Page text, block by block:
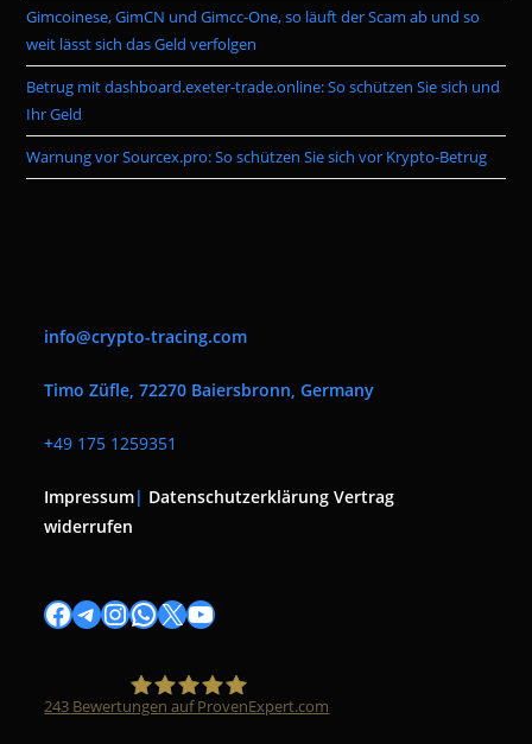
Gimcoinese, GimCN und Gimcc-One, so läuft der Scam ab und so
weit lässt sich das Geld verfolgen
Betrug mit dashboard.exeter-trade.online: So schützen Sie sich und
Ihr Geld
Warnung vor Sourcex.pro: So schützen Sie sich vor Krypto-Betrug
info@crypto-tracing.com
Timo Züfle, 72270 Baiersbronn, Germany
+49 175 1259351
Impressum| Datenschutzerklärung Vertrag
widerrufen
Facebook
Telegram
Instagram
WhatsApp
X YouTube
243 Bewertungen auf ProvenExpert.com